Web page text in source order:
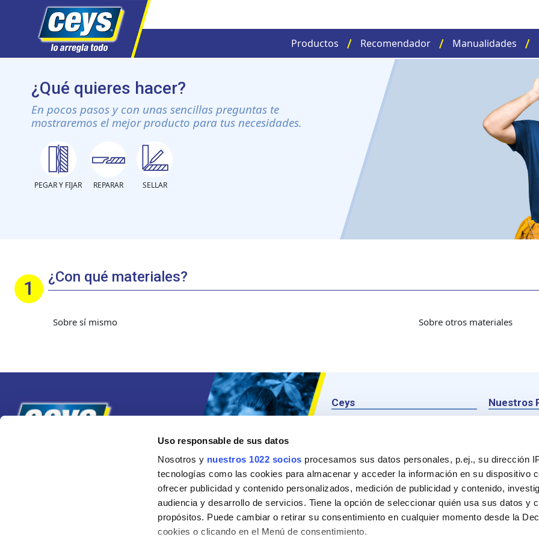
Uso responsable de sus datos
Nosotros y nuestros 1022 socios procesamos sus datos personales, p.ej., su dirección
tecnologías como las cookies para almacenar y acceder la información en su dispositivo
ofrecer publicidad y contenido personalizados, medición de publicidad y contenido,
audiencia y desarrollo de servicios. Tiene la opción de seleccionar quién usa sus datos y
propósitos. Puede cambiar o retirar su consentimiento en cualquier momento desde la
cookies o clicando en el Menú de consentimiento.
contenido
Productos Recomendador Manualidades
¿Qué quieres hacer?
En pocos pasos y con unas sencillas preguntas te
mostraremos el mejor producto para tus necesidades.
PEGAR Y FIJAR REPARAR SELLAR
¿Con qué materiales?
Sobre sí mismo Sobre otros materiales
Ceys
Bricolaje
Sostenibilidad
Contacto
Nuestros